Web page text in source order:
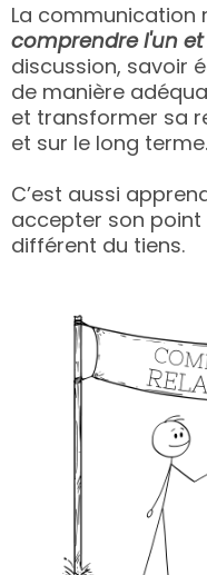
La communication
comprendre l'un et
discussion, savoir
de manière
et transformer sa
et sur le long terme.
C’est aussi
accepter son point
différent du tiens.